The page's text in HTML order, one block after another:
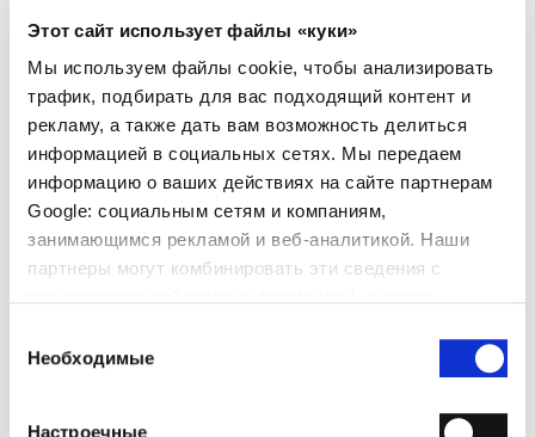
Этот сайт использует файлы «куки»
Мы используем файлы cookie, чтобы анализировать
трафик, подбирать для вас подходящий контент и
рекламу, а также дать вам возможность делиться
информацией в социальных сетях. Мы передаем
информацию о ваших действиях на сайте партнерам
Google: социальным сетям и компаниям,
занимающимся рекламой и веб-аналитикой. Наши
партнеры могут комбинировать эти сведения с
вами их сервисов.
согласия
Необходимые
Настроечные
ПОЧЕМУ ОН ОСОБЕННЫЙ?
ПРЕМИАЛЬНЫЕ
МАТЕРИАЛЫ
СДЕЛАНО В ИТАЛИИ ЛЕГКИЕ И УДОБНЫЕ
РУЧНАЯ РАБОТА